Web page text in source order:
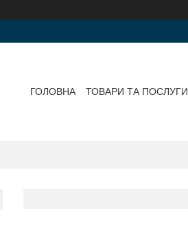
ГОЛОВНА ТОВАРИ ТА ПОСЛУГИ